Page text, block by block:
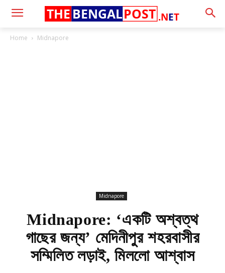
.NET
THE BENGALPOST
Home Midnapore
Midnapore
Midnapore: ‘একটি অশ্বত্থ
গাছের জন্য’ মেদিনীপুর শহরবাসীর
সম্মিলিত লড়াই, মিললো আশ্বাস